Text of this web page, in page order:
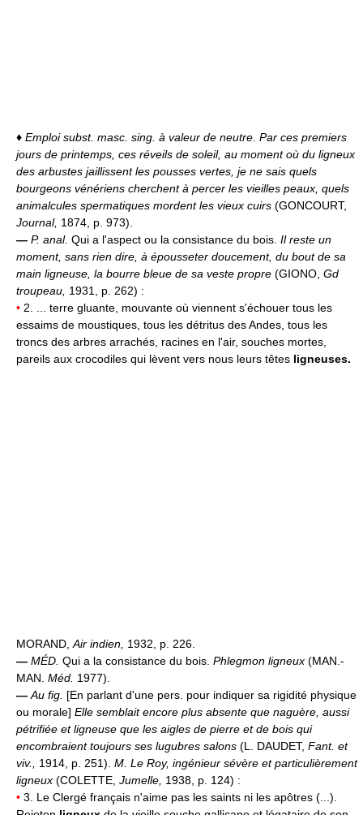
♦ Emploi subst. masc. sing. à valeur de neutre. Par ces premiers
jours de printemps, ces réveils de soleil, au moment où du ligneux
des arbustes jaillissent les pousses vertes, je ne sais quels
bourgeons vénériens cherchent à percer les vieilles peaux, quels
animalcules spermatiques mordent les vieux cuirs (GONCOURT,
Journal, 1874, p. 973).
— P. anal. Qui a l'aspect ou la consistance du bois. Il reste un
moment, sans rien dire, à épousseter doucement, du bout de sa
main ligneuse, la bourre bleue de sa veste propre (GIONO, Gd
troupeau, 1931, p. 262) :
• 2. ... terre gluante, mouvante où viennent s'échouer tous les
essaims de moustiques, tous les détritus des Andes, tous les
troncs des arbres arrachés, racines en l'air, souches mortes,
pareils aux crocodiles qui lèvent vers nous leurs têtes ligneuses.
MORAND, Air indien, 1932, p. 226.
— MÉD. Qui a la consistance du bois. Phlegmon ligneux (MAN.-
MAN. Méd. 1977).
— Au fig. [En parlant d'une pers. pour indiquer sa rigidité physique
ou morale] Elle semblait encore plus absente que naguère, aussi
pétrifiée et ligneuse que les aigles de pierre et de bois qui
encombraient toujours ses lugubres salons (L. DAUDET, Fant. et
viv., 1914, p. 251). M. Le Roy, ingénieur sévère et particulièrement
ligneux (COLETTE, Jumelle, 1938, p. 124) :
• 3. Le Clergé français n'aime pas les saints ni les apôtres (...).